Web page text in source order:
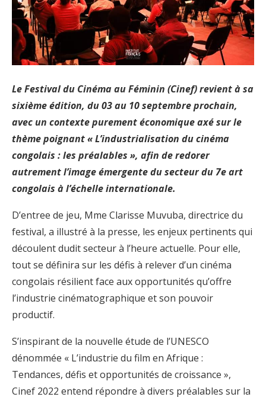
Le Festival du Cinéma au Féminin (Cinef) revient à sa
sixième édition, du 03 au 10 septembre prochain,
avec un contexte purement économique axé sur le
thème poignant « L’industrialisation du cinéma
congolais : les préalables », afin de redorer
autrement l’image émergente du secteur du 7e art
congolais à l’échelle internationale.
D’entree de jeu, Mme Clarisse Muvuba, directrice du
festival, a illustré à la presse, les enjeux pertinents qui
découlent dudit secteur à l’heure actuelle. Pour elle,
tout se définira sur les défis à relever d’un cinéma
congolais résilient face aux opportunités qu’offre
l’industrie cinématographique et son pouvoir
productif.
S’inspirant de la nouvelle étude de l’UNESCO
dénommée « L’industrie du film en Afrique :
Tendances, défis et opportunités de croissance »,
Cinef 2022 entend répondre à divers préalables sur la